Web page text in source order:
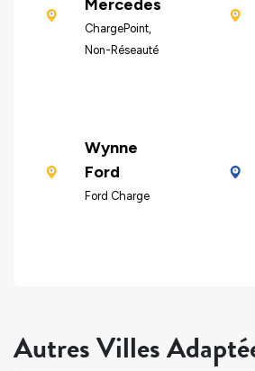
Mercedes
ChargePoint,
Non-Réseauté
Wynne
Ford
Ford Charge
Autres Villes